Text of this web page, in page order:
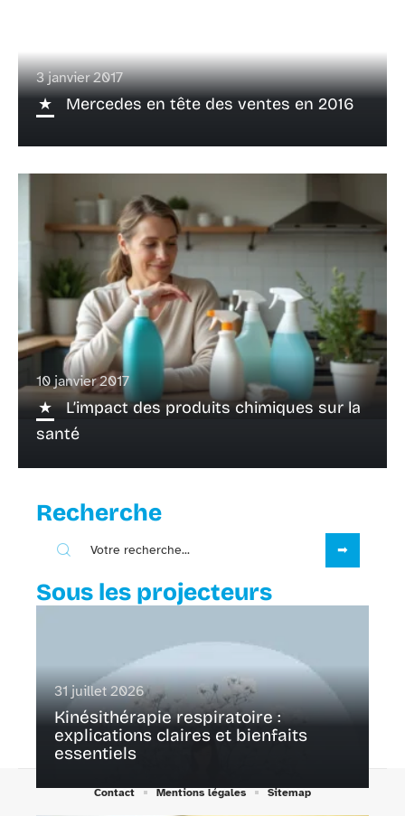
3 janvier 2017
Mercedes en tête des ventes en 2016
10 janvier 2017
L’impact des produits chimiques sur la
santé
Recherche
Sous les projecteurs
31 juillet 2026
Kinésithérapie respiratoire :
explications claires et bienfaits
essentiels
Contact Mentions légales Sitemap